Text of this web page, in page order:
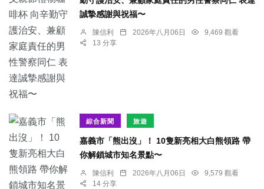
誠摯感謝與祝福〜
陳信利 2026年八月06日
9,469 觀看
13 分享
綜合新聞 旅遊
嘉義市「熊出沒」！ 10隻新亮相大白熊領路 帶
你解鎖城市知名景點〜
陳信利 2026年八月06日
9,579 觀看
14 分享